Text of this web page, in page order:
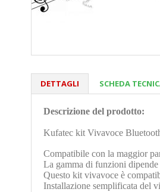
DETTAGLI SCHEDA
Descrizione del prodotto:
Kufatec kit Vivavoce
Compatibile con la maggior
La gamma di funzioni
Questo kit vivavoce è
Installazione semplificata del